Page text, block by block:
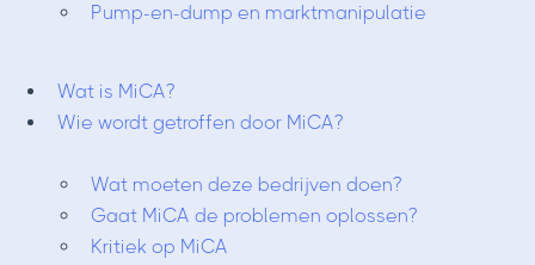
Pump-en-dump en marktmanipulatie
Wat is MiCA?
Wie wordt getroffen door MiCA?
Wat moeten deze bedrijven doen?
Gaat MiCA de problemen oplossen?
Kritiek op MiCA